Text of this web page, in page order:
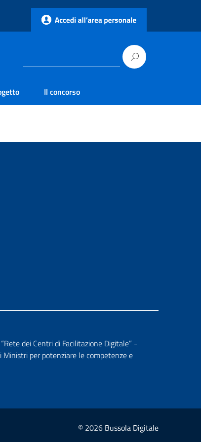
Il concorso
dei Centri di Facilitazione Digitale” -
Ministri per potenziare le competenze e
© 2026 Bussola Digitale